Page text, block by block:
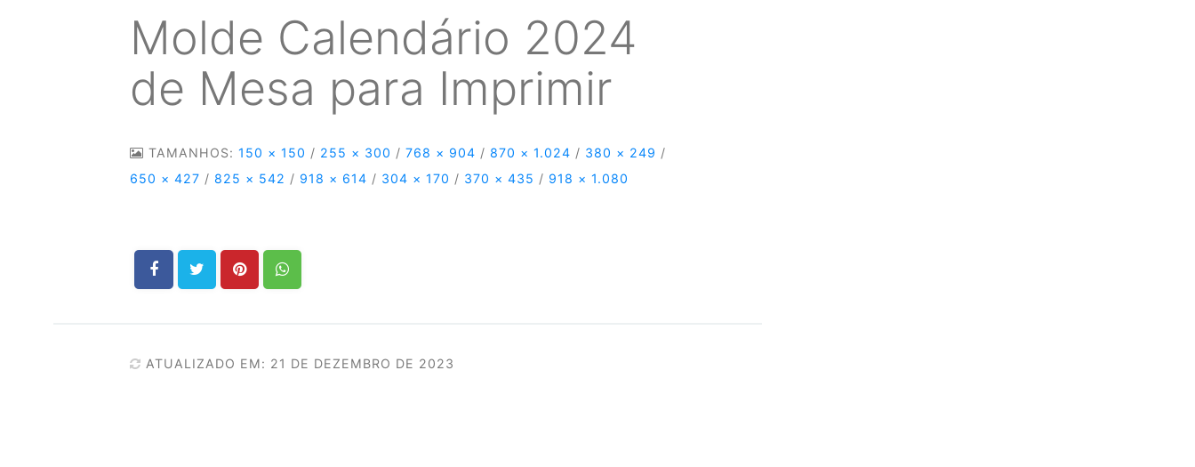
Molde Calendário 2024
de Mesa para Imprimir
TAMANHOS:150 × 150 / 255 × 300 / 768 × 904 / 870 × 1.024 / 380 × 249 /
650 × 427 / 825 × 542 / 918 × 614 / 304 × 170 / 370 × 435 / 918 × 1.080
ATUALIZADO EM: 21 DE DEZEMBRO DE 2023